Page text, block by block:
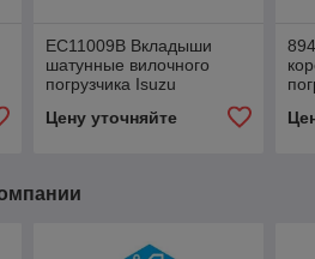
EC11009B Вкладыши
шатунные вилочного
погрузчика Isuzu
Цену уточняйте